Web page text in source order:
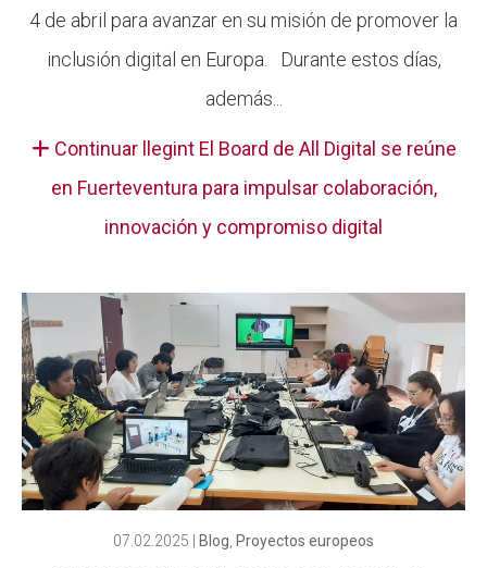
4 de abril para avanzar en su misión de promover la
inclusión digital en Europa. Durante estos días,
además...
Continuar llegint El Board de All Digital se reúne
en Fuerteventura para impulsar colaboración,
innovación y compromiso digital
07.02.2025 Blog Proyectos europeos